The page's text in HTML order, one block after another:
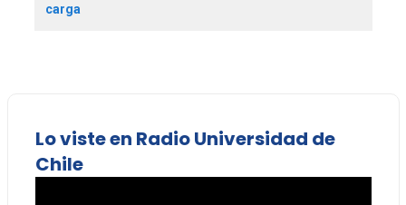
carga
Lo viste en Radio Universidad de
Chile